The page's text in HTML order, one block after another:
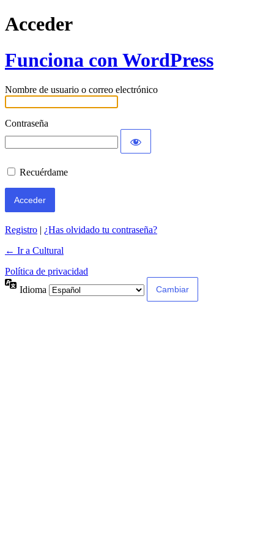
Acceder
Funciona con WordPress
Nombre de usuario o correo electrónico
Contraseña
Recuérdame
Registro | ¿Has olvidado tu contraseña?
← Ir a Cultural
Política de privacidad
Idioma